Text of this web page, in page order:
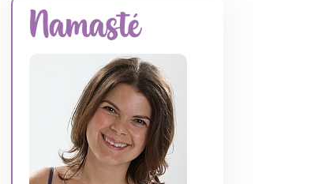
Namasté